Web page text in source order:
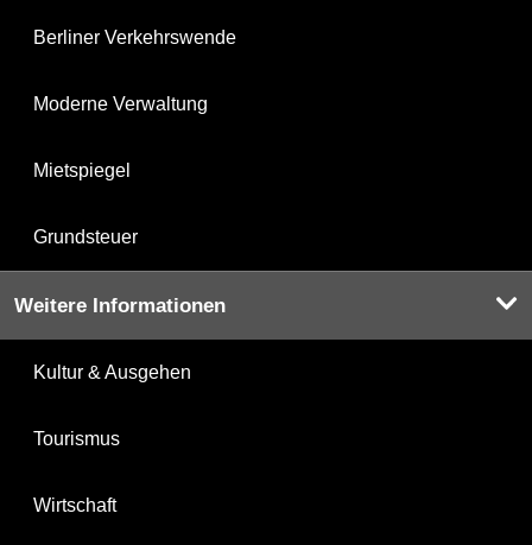
Berliner Verkehrswende
Moderne Verwaltung
Mietspiegel
Grundsteuer
Weitere Informationen
Kultur & Ausgehen
Tourismus
Wirtschaft